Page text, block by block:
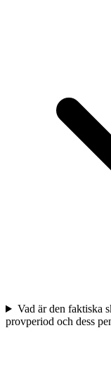
Vad är den faktiska
provperiod och dess